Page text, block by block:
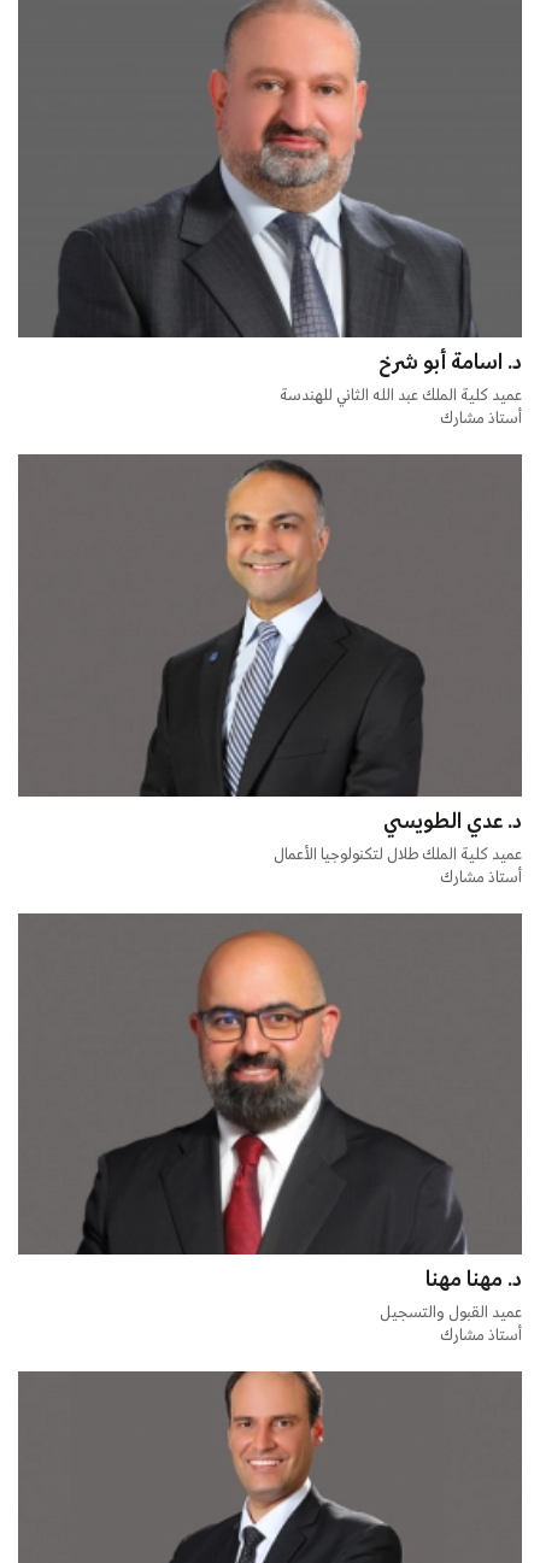
د. اسامة أبو شرخ
عميد كلية الملك عبد الله الثاني للهندسة
أستاذ مشارك
د. عدي الطويسي
عميد كلية الملك طلال لتكنولوجيا الأعمال
أستاذ مشارك
د. مهنا مهنا
عميد القبول والتسجيل
أستاذ مشارك